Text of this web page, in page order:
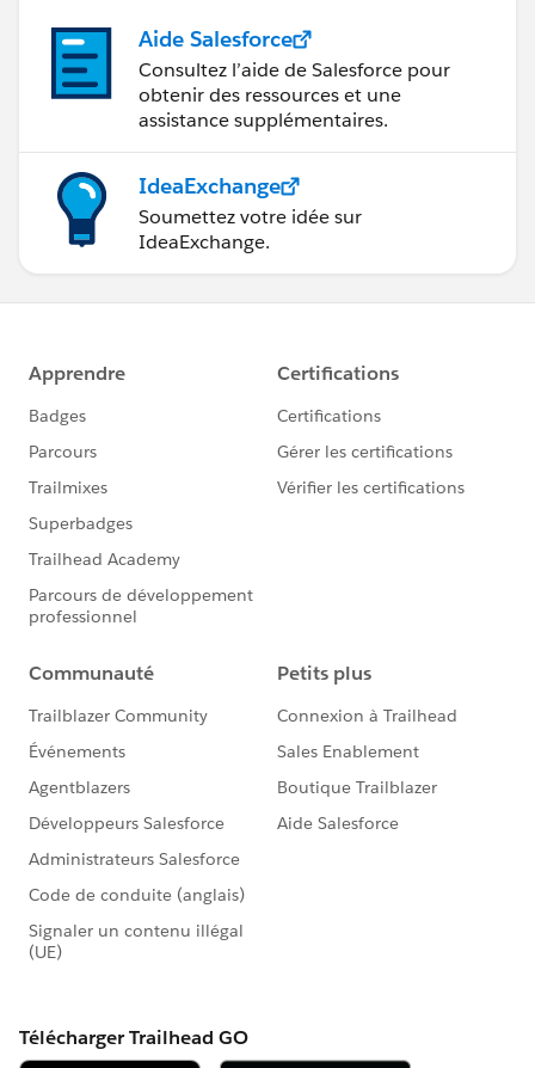
Aide Salesforce
Consultez l’aide de Salesforce pour
obtenir des ressources et une
assistance supplémentaires.
IdeaExchange
Soumettez votre idée sur
IdeaExchange.